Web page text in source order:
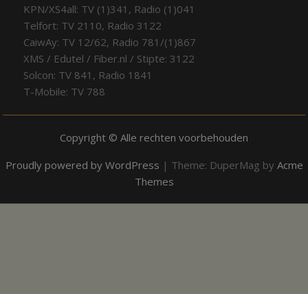
KPN/XS4all: TV (1)341, Radio (1)041
Telfort: TV 2110, Radio 3122
CaiwAy: TV 12/62, Radio 781/(1)867
XMS / Edutel / Fiber.nl / Stipte: 3122
Solcon: TV 841, Radio 1841
T-Mobile: TV 788
Copyright © Alle rechten voorbehouden
Proudly powered by WordPress | Theme: DuperMag by Acme
Themes